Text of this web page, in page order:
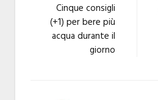
Cinque consigli
(+1) per bere più
acqua durante il
giorno